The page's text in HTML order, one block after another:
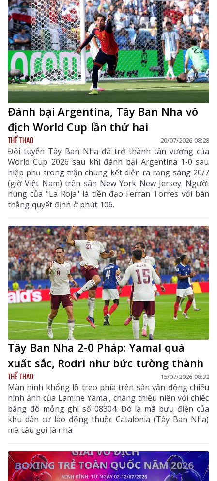
Đánh bại Argentina, Tây Ban Nha vô
địch World Cup lần thứ hai
THỂ THAO 20/07/2026 08:28
Đội tuyển Tây Ban Nha đã trở thành tân vương của
World Cup 2026 sau khi đánh bại Argentina 1-0 sau
hiệp phụ trong trận chung kết diễn ra rạng sáng 20/7
(giờ Việt Nam) trên sân New York New Jersey. Người
hùng của "La Roja" là tiền đạo Ferran Torres với bàn
thắng quyết định ở phút 106.
Tây Ban Nha 2-0 Pháp: Yamal quá
xuất sắc, Rodri như bức tường thành
THỂ THAO 15/07/2026 08:32
Màn hình khổng lồ treo phía trên sân vận động chiếu
hình ảnh của Lamine Yamal, chàng thiếu niên với chiếc
băng đô mỏng ghi số 08304. Đó là mã bưu điện của
khu dân cư lao động thuộc Catalonia (Tây Ban Nha)
mà cậu gọi là nhà.